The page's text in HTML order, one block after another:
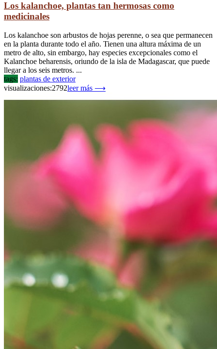
Los kalanchoe, plantas tan hermosas como
medicinales
Los kalanchoe son arbustos de hojas perenne, o sea que permanecen
en la planta durante todo el año. Tienen una altura máxima de un
metro de alto, sin embargo, hay especies excepcionales como el
Kalanchoe beharensis, oriundo de la isla de Madagascar, que puede
llegar a los seis metros. ...
tags: plantas de exterior
visualizaciones:2792leer más ⟶